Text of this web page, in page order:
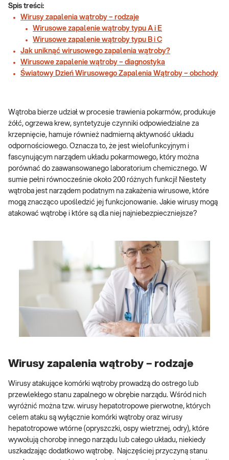
Spis treści:
Wirusy zapalenia wątroby – rodzaje
Wirusowe zapalenie wątroby typu A i E
Wirusowe zapalenie wątroby typu B i C
Jak uniknąć wirusowego zapalenia wątroby?
Wirusowe zapalenie wątroby – diagnostyka
Światowy Dzień Wirusowego Zapalenia Wątroby – obchody
Wątroba bierze udział w procesie trawienia pokarmów, produkuje
żółć, ogrzewa krew, syntetyzuje czynniki odpowiedzialne za
krzepnięcie, hamuje również nadmierną aktywność układu
odpornościowego. Oznacza to, że jest wielofunkcyjnym i
fascynującym narządem układu pokarmowego, który można
porównać do zaawansowanego laboratorium chemicznego. W
sumie pełni równocześnie około 200 różnych funkcji! Niestety
wątroba jest narządem podatnym na zakażenia wirusowe, które
mogą znacząco upośledzić jej funkcjonowanie. Jakie wirusy mogą
atakować wątrobę i które są dla niej najniebezpieczniejsze?
Wirusy zapalenia wątroby – rodzaje
Wirusy atakujące komórki wątroby prowadzą do ostrego lub
przewlekłego stanu zapalnego w obrębie narządu. Wśród nich
wyróżnić można tzw. wirusy hepatotropowe pierwotne, których
celem ataku są wyłącznie komórki wątroby oraz wirusy
hepatotropowe wtórne (opryszczki, ospy wietrznej, odry), które
wywołują chorobę innego narządu lub całego układu, niekiedy
uszkadzając dodatkowo wątrobę. Najczęściej przyczyną stanu